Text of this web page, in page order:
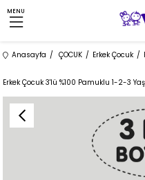
MENU
Anasayfa ÇOCUK Erkek Çocuk
Erkek Çocuk 3'lü %100 Pamuklu 1-2-3